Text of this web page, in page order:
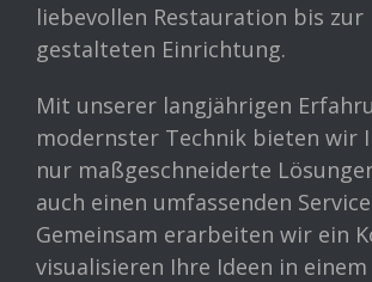
liebevollen Restauration bis zur
gestalteten Einrichtung.
Mit unserer langjährigen
modernster Technik bieten wir
nur maßgeschneiderte
auch einen umfassenden
Gemeinsam erarbeiten wir ein
visualisieren Ihre Ideen in